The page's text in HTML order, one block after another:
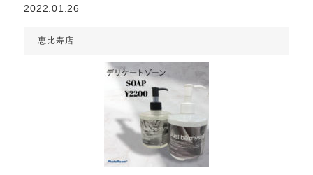
2022.01.26
恵比寿店